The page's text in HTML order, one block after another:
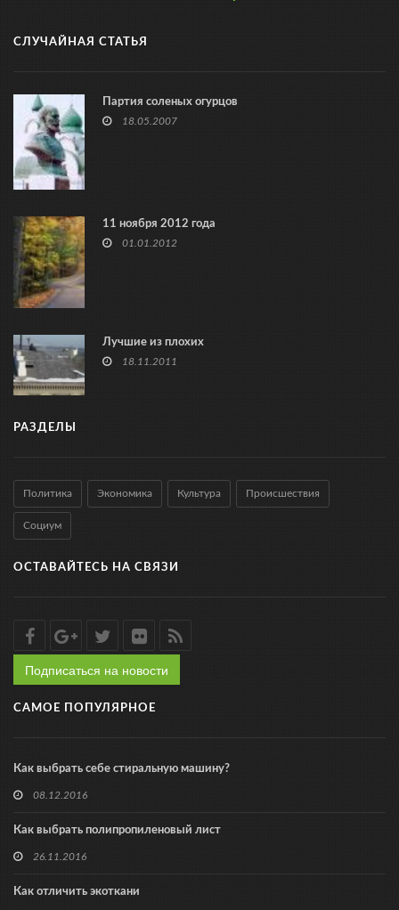
СЛУЧАЙНАЯ СТАТЬЯ
Партия соленых огурцов
18.05.2007
11 ноября 2012 года
01.01.2012
Лучшие из плохих
18.11.2011
РАЗДЕЛЫ
Политика Экономика Культура Происшествия
Социум
ОСТАВАЙТЕСЬ НА СВЯЗИ
Подписаться на новости
САМОЕ ПОПУЛЯРНОЕ
Как выбрать себе стиральную машину?
08.12.2016
Как выбрать полипропиленовый лист
26.11.2016
Как отличить экоткани